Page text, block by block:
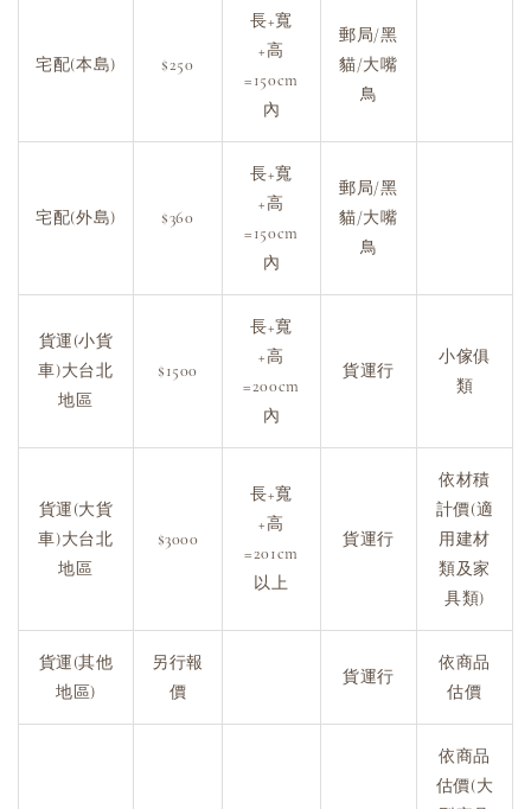
宅配(本島) $250
長+寬
+高
=150cm
內
郵局/黑
貓/大嘴
鳥
宅配(外島) $360
長+寬
+高
=150cm
內
郵局/黑
貓/大嘴
鳥
貨運(小貨
車)大台北
地區
$1500
長+寬
+高
=200cm
內
貨運行
小傢俱
類
貨運(大貨
車)大台北
地區
$3000
長+寬
+高
=201cm
以上
貨運行
依材積
計價(適
用建材
類及家
具類)
貨運(其他
地區)
另行報
價
貨運行
依商品
估價
依商品
估價(大